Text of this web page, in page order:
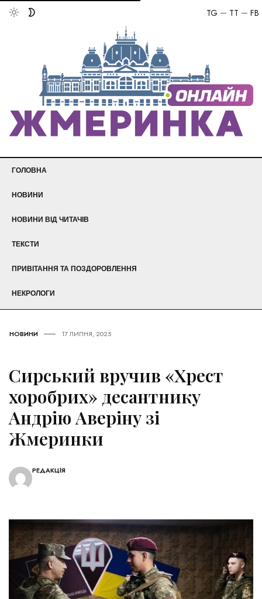
FB
TT
TG
ГОЛОВНА
НОВИНИ
НОВИНИ ВІД ЧИТАЧІВ
ТЕКСТИ
ПРИВІТАННЯ ТА ПОЗДОРОВЛЕННЯ
НЕКРОЛОГИ
НОВИНИ 17 ЛИПНЯ, 2025
Сирський вручив «Хрест
хоробрих» десантнику
Андрію Аверіну зі
Жмеринки
РЕДАКЦІЯ